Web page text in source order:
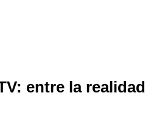
entre la realidad